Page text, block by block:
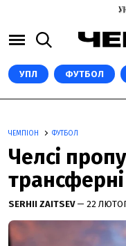
УПЛ ФУТБОЛ
ЧЕМПІОН ФУТБОЛ
Челсі
трансферні
SERHII ZAITSEV — 22